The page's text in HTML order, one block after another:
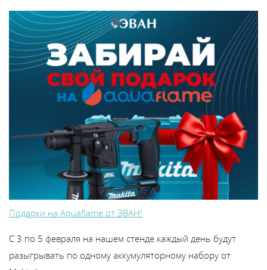
Подарки на Aquaflame от ЭВАН!
С 3 по 5 февраля на нашем стенде каждый день будут
разыгрывать по одному аккумуляторному набору от